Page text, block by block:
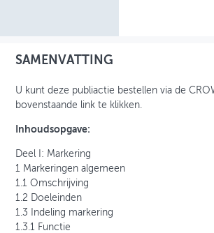
SAMENVATTING
U kunt deze publiactie bestellen via de
bovenstaande link te klikken.
Inhoudsopgave:
Deel I: Markering
1 Markeringen algemeen
1.1 Omschrijving
1.2 Doeleinden
1.3 Indeling markering
1.3.1 Functie